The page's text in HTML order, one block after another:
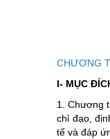
CHƯƠNG
I- MỤC
1. Chương
chỉ đạo,
tế và đáp